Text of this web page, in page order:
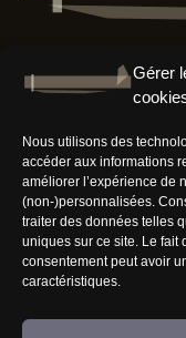
Gérer
Nous utilisons des
accéder aux informations
améliorer l’expérience de
(non-)personnalisées.
traiter des données telles
uniques sur ce site. Le fait
consentement peut avoir
caractéristiques.
Informations
Nous rejoindre